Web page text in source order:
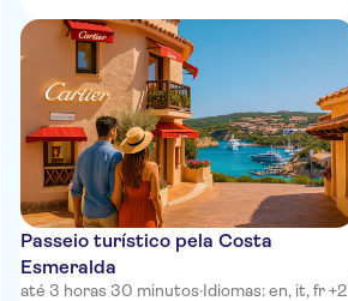
Passeio turístico pela Costa
Esmeralda
até 3 horas 30 minutos·Idiomas: en, it, fr +2